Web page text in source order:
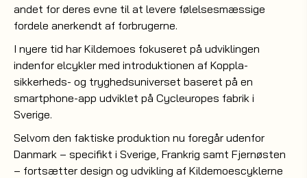
andet for deres evne til at levere følelsesmæssige
fordele anerkendt af forbrugerne.
I nyere tid har Kildemoes fokuseret på udviklingen
indenfor elcykler med introduktionen af Koppla-
sikkerheds- og tryghedsuniverset baseret på en
smartphone-app udviklet på Cycleuropes fabrik i
Sverige.
Selvom den faktiske produktion nu foregår udenfor
Danmark – specifikt i Sverige, Frankrig samt Fjernøsten
– fortsætter design og udvikling af Kildemoescyklerne